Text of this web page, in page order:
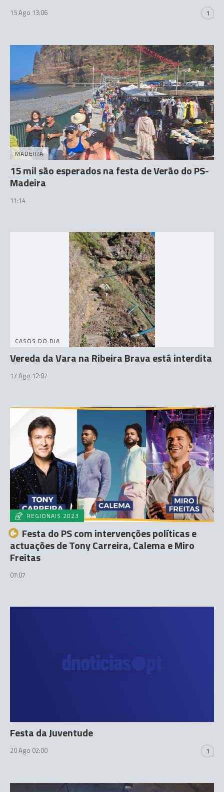
15 Ago 13:06 1
MADEIRA
15 mil são esperados na festa de Verão do PS-
Madeira
11:14
CASOS DO DIA
Vereda da Vara na Ribeira Brava está interdita
17 Ago 12:07
REGIONAIS 2023
Festa do PS com intervenções políticas e
actuações de Tony Carreira, Calema e Miro
Freitas
07:07
Festa da Juventude
20 Ago 02:00 1